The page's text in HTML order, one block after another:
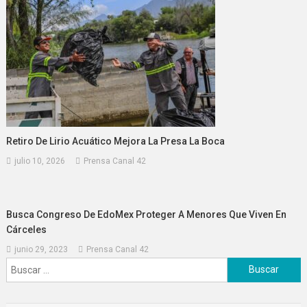
Retiro De Lirio Acuático Mejora La Presa La Boca
julio 10, 2026 Prensa Canal 42
Busca Congreso De EdoMex Proteger A Menores Que Viven En
Cárceles
junio 29, 2023 Prensa Canal 42
Buscar: